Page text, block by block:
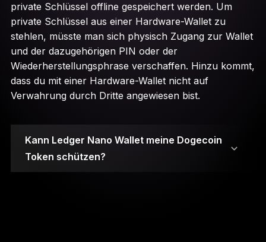
private Schlüssel offline gespeichert werden. Um
private Schlüssel aus einer Hardware-Wallet zu
stehlen, müsste man sich physisch Zugang zur Wallet
und der dazugehörigen PIN oder der
Wiederherstellungsphrase verschaffen. Hinzu kommt,
dass du mit einer Hardware-Wallet nicht auf
Verwahrung durch Dritte angewiesen bist.
Kann Ledger Nano Wallet meine Dogecoin
Token schützen?